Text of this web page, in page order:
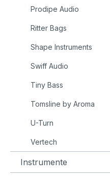
Prodipe Audio
Ritter Bags
Shape Instruments
Swiff Audio
Tiny Bass
Tomsline by Aroma
U-Turn
Vertech
Instrumente